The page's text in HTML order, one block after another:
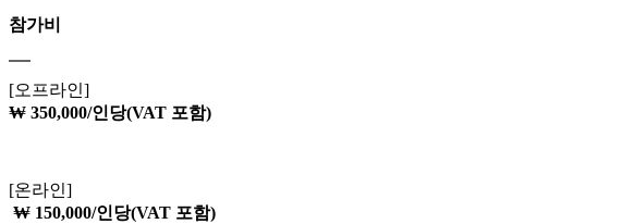
참가비
[오프라인]
₩ 350,000/인당(VAT 포함)
[온라인]
₩ 150,000/인당(VAT 포함)